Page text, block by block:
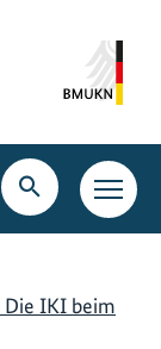
Suche
öffnen
IKI beim